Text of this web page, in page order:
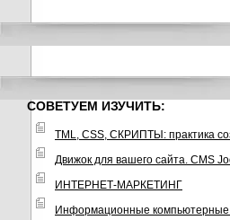
СОВЕТУЕМ ИЗУЧИТЬ:
TML, CSS, СКРИПТЫ: практика
Движок для вашего сайта. CMS
ИНТЕРНЕТ-МАРКЕТИНГ
Информационные компьютерные